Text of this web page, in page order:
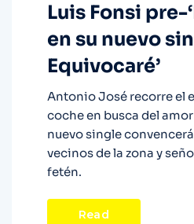
Luis Fonsi pre-
en su nuevo
Equivocaré’
Antonio José recorre el
coche en busca del amor
nuevo single
vecinos de la zona y
fetén.
Read